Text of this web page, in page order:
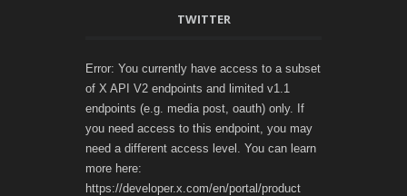
TWITTER
Error: You currently have access to a subset
of X API V2 endpoints and limited v1.1
endpoints (e.g. media post, oauth) only. If
you need access to this endpoint, you may
need a different access level. You can learn
more here:
https://developer.x.com/en/portal/product